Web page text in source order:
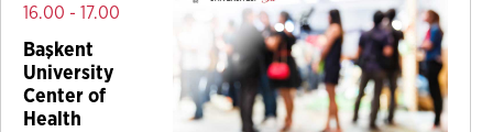
16.00 - 17.00
Başkent
University
Center of
Health